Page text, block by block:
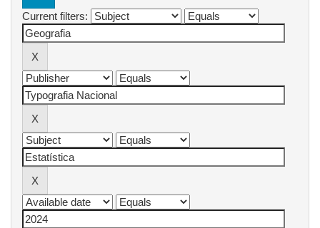
Current filters: